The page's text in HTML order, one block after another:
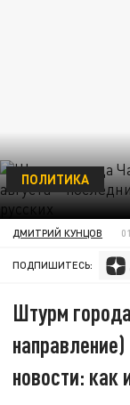
ПОЛИТИКА
ДМИТРИЙ КУНЦОВ
ПОДПИШИТЕСЬ:
Штурм
новости: как